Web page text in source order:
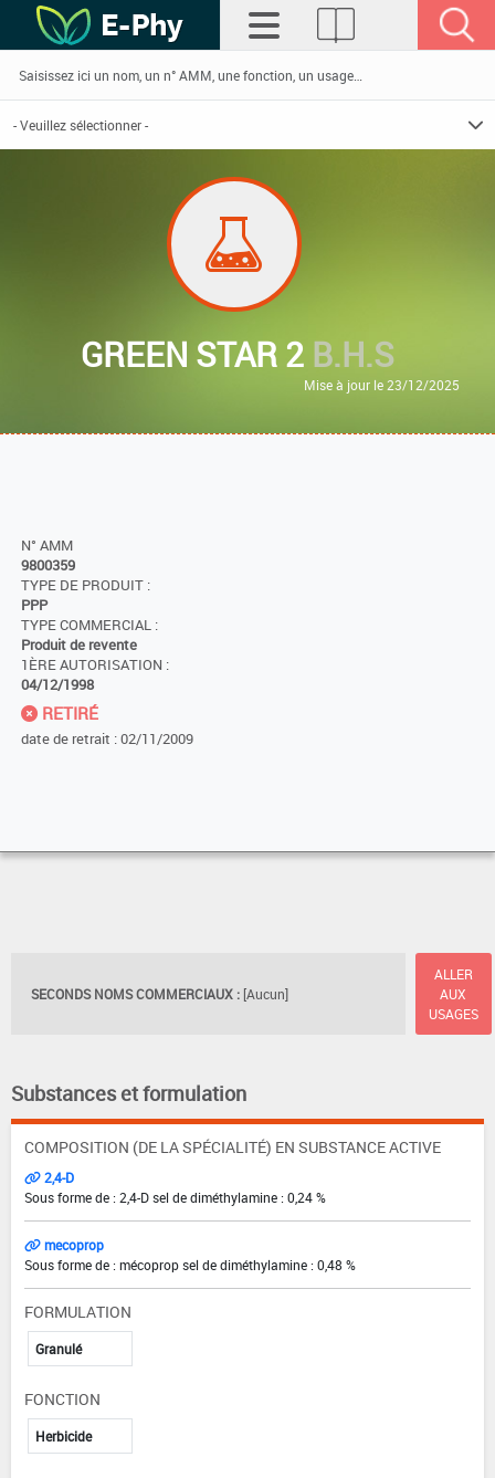
GREEN STAR 2 B.H.S
Mise à jour le 23/12/2025
N° AMM
9800359
TYPE DE PRODUIT :
PPP
TYPE COMMERCIAL :
Produit de revente
1ÈRE AUTORISATION :
04/12/1998
RETIRÉ
date de retrait : 02/11/2009
SECONDS NOMS COMMERCIAUX : [Aucun]
ALLER
AUX
USAGES
Substances et formulation
COMPOSITION (DE LA SPÉCIALITÉ) EN SUBSTANCE ACTIVE
2,4-D
Sous forme de : 2,4-D sel de diméthylamine : 0,24 %
mecoprop
Sous forme de : mécoprop sel de diméthylamine : 0,48 %
FORMULATION
Granulé
FONCTION
Herbicide